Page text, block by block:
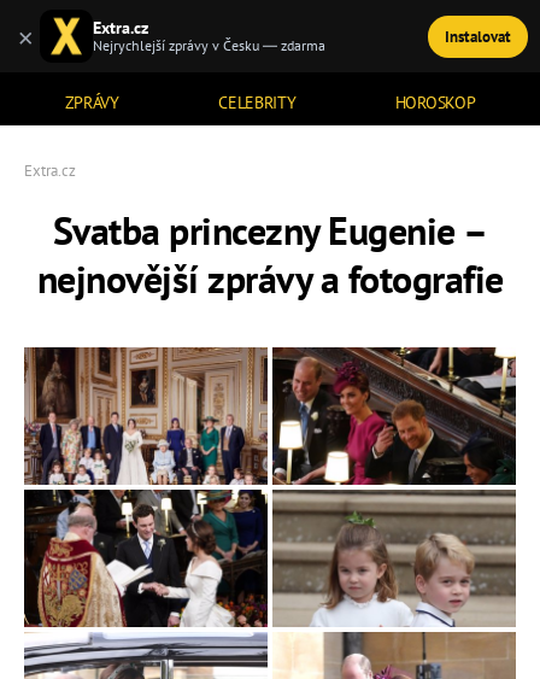
ZPRÁVY CELEBRITY HOROSKOP
TÉMATA
Extra.cz
Svatba princezny Eugenie –
nejnovější zprávy a fotografie
× Extra.cz
Nejrychlejší zprávy v Česku — zdarma Instalovat